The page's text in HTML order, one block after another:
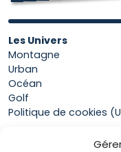
sur
la
page
du
produit
Les Univers
Montagne
Urban
Océan
Golf
Politique de cookies